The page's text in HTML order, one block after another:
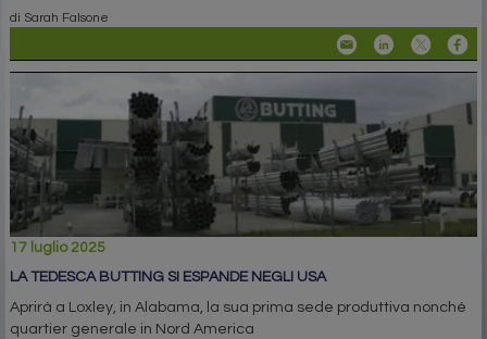
di Sarah Falsone
17 luglio 2025
LA TEDESCA BUTTING SI ESPANDE NEGLI USA
Aprirà a Loxley, in Alabama, la sua prima sede produttiva nonché
quartier generale in Nord America